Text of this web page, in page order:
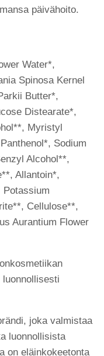
päivähoito.
Water*,
Spinosa Kernel
Butter*,
Distearate*,
Myristyl
Sodium
Alcohol**,
Allantoin*,
Potassium
Cellulose**,
Aurantium Flower
joka valmistaa
luonnollisista
on eläinkokeetonta